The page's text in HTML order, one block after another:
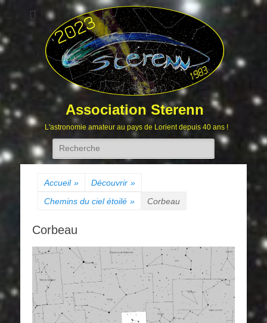
Association Sterenn
L'astronomie amateur au pays de Lorient depuis 40 ans !
Rechercher :
Accueil » Découvrir »
Chemins du ciel étoilé » Corbeau
Corbeau